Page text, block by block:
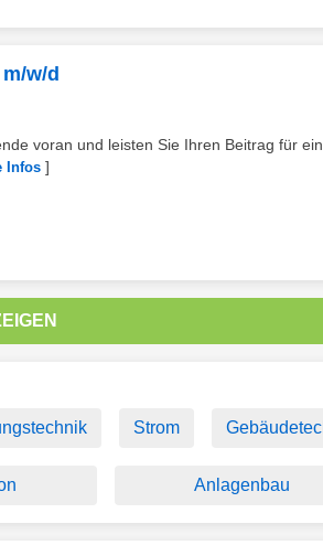
w/d
voran und leisten Sie Ihren Beitrag für
Infos ]
Strom
Anlagenbau